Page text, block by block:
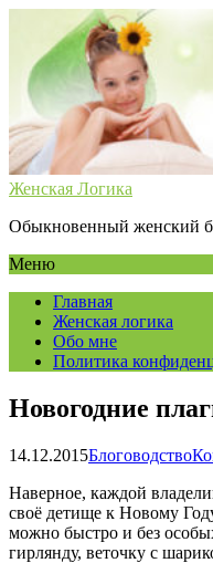
Женская Логика
Обыкновенный женский
Меню
Главная
Женская логика
Обо мне
Политика
Новогодние
14.12.2015Блоговодство
Наверное, каждой
своё детище к Новому
можно быстро и без
гирлянду, веточку с